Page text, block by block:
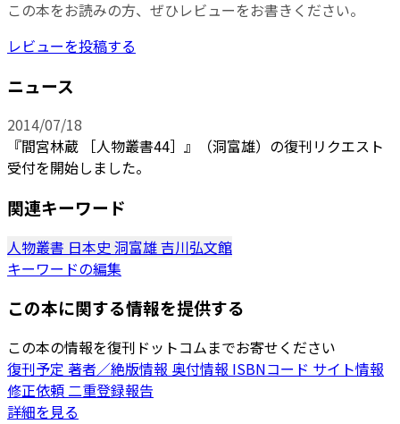
この本をお読みの方、ぜひレビューをお書きください。
レビューを投稿する
ニュース
2014/07/18
『間宮林蔵 ［人物叢書44］』（洞富雄）の復刊リクエスト
受付を開始しました。
関連キーワード
人物叢書 日本史 洞富雄吉川弘文館
キーワードの編集
この本に関する情報を提供する
この本の情報を復刊ドットコムまでお寄せください
復刊予定 著者／絶版情報 奥付情報 ISBNコード サイト情報
修正依頼二重登録報告
詳細を見る